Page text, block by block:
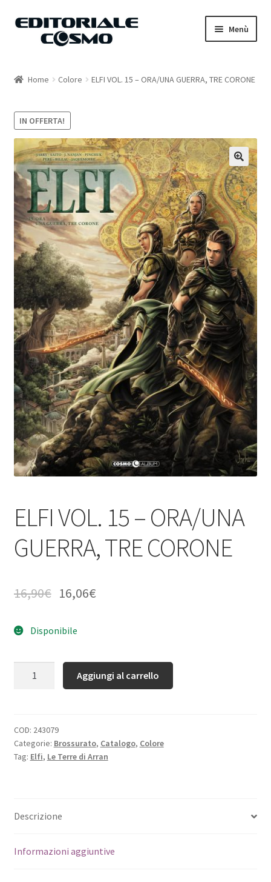
Vai
Vai
Menù
Carrello
Il mio account
Home Colore ELFI VOL. 15 – ORA/UNA GUERRA, TRE CORONE
IN OFFERTA!
ELFI VOL. 15 – ORA/UNA
GUERRA, TRE CORONE
16,90€ 16,06€
Disponibile
Aggiungi al carrello
COD: 243079
Categorie: Brossurato, Catalogo, Colore
Tag: Elfi, Le Terre di Arran
Descrizione
Informazioni aggiuntive